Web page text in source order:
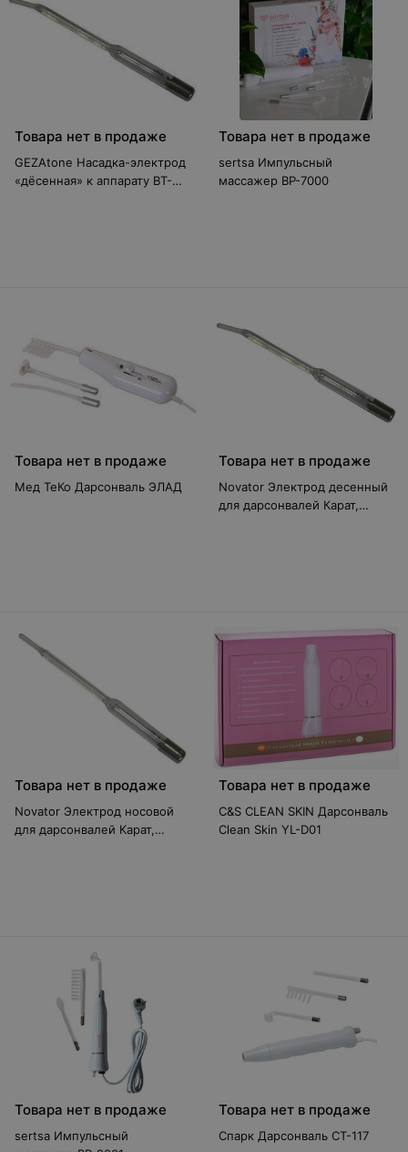
Товара нет в продаже
GEZAtone Насадка-электрод
«дёсенная» к аппарату BT-
Товара нет в продаже
sertsa Импульсный
массажер BP-7000
Товара нет в продаже
Мед ТеКо Дарсонваль ЭЛАД
Товара нет в продаже
Novator Электрод десенный
для дарсонвалей Карат,
Товара нет в продаже
Novator Электрод носовой
для дарсонвалей Карат,
Товара нет в продаже
C&S CLEAN SKIN Дарсонваль
Clean Skin YL-D01
Товара нет в продаже
sertsa Импульсный
Товара нет в продаже
Спарк Дарсонваль СТ-117